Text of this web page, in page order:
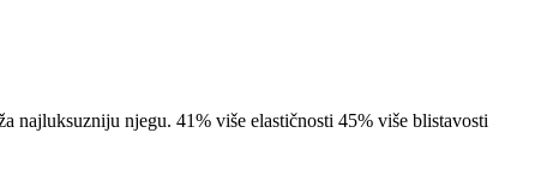
najluksuzniju njegu. 41% više elastičnosti 45% više blistavosti